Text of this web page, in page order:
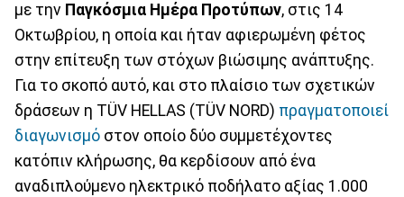
με την Παγκόσμια Ημέρα Προτύπων, στις 14
Οκτωβρίου, η οποία και ήταν αφιερωμένη φέτος
στην επίτευξη των στόχων βιώσιμης ανάπτυξης.
Για το σκοπό αυτό, και στο πλαίσιο των σχετικών
δράσεων η TÜV HELLAS (TÜV NORD) πραγματοποιεί
διαγωνισμό στον οποίο δύο συμμετέχοντες
κατόπιν κλήρωσης, θα κερδίσουν από ένα
αναδιπλούμενο ηλεκτρικό ποδήλατο αξίας 1.000